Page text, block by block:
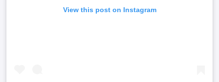
View this post on Instagram